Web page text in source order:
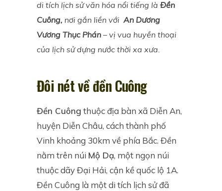
di tích lịch sử văn hóa nổi tiếng là Đền
Cuông, nơi gắn liền với An Dương
Vương Thục Phán – vị vua huyền thoại
của lịch sử dựng nước thời xa xưa.
Đôi nét về đền Cuông
Đền Cuông thuộc địa bàn xã Diễn An,
huyện Diễn Châu, cách thành phố
Vinh khoảng 30km về phía Bắc. Đền
nằm trên núi Mộ Dạ, một ngọn núi
thuộc dãy Đại Hải, cận kề quốc lộ 1A.
Đền Cuông là một di tích lịch sử đã